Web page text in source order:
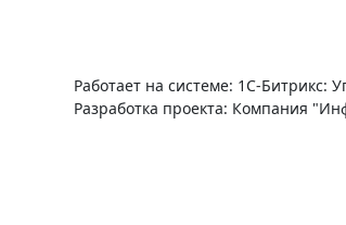
Работает на системе: 1С-Битрикс:
Разработка проекта: Компания